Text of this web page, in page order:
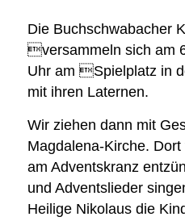
Die Buchschwabacher
versammeln sich am
Uhr am Spielplatz in
mit ihren Laternen.
Wir ziehen dann mit
Magdalena-Kirche.
am Adventskranz
und Adventslieder
Heilige Nikolaus die